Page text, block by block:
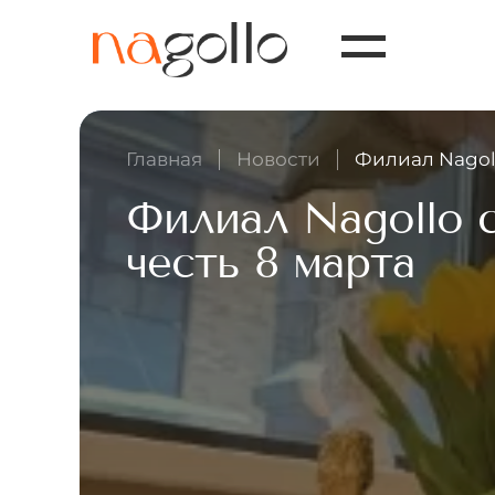
Главная Новости Филиал
Филиал Nagollo
честь 8 марта